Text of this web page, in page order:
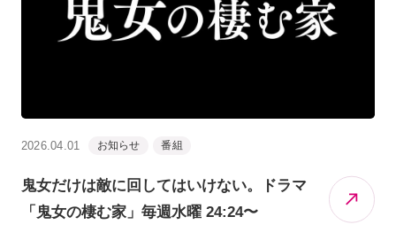
2026.04.01 お知らせ 番組
鬼女だけは敵に回してはいけない。ドラマ
「鬼女の棲む家」毎週水曜 24:24〜